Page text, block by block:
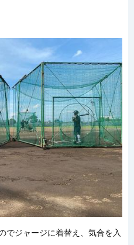
でジャージに着替え、気合を入